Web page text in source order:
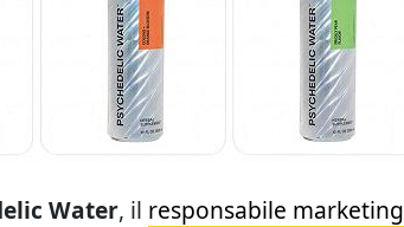
Water, il responsabile marketing